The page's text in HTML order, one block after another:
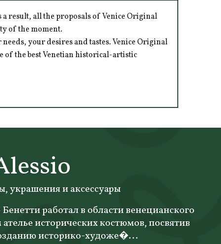
result, all the proposals of Venice Original
of the moment.
your desires and tastes. Venice Original
of the best Venetian historical-artistic
украшения и аксессуары
работал в области венецианского
исторических костюмов, посвятив
историко-художе�...